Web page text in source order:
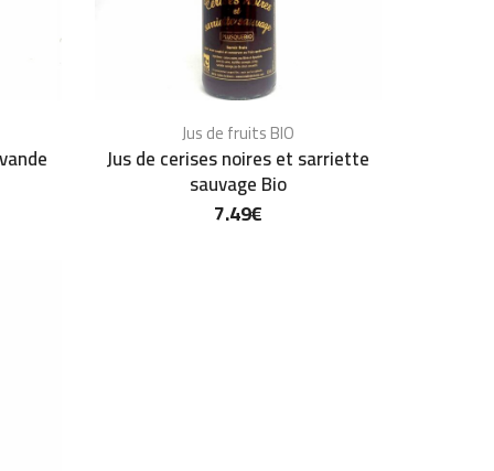
Jus de fruits BIO
Jus de cerises noires et sarriette
sauvage Bio
7.49€